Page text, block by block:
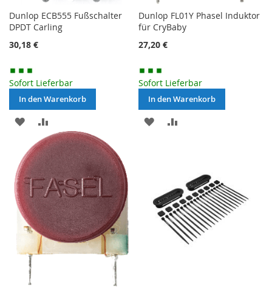
Dunlop ECB555 Fußschalter
DPDT Carling
30,18 €
Sofort Lieferbar
In den Warenkorb
MERKEN
VERGLEICHSLISTE
HINZUFÜGEN
Dunlop FL01Y Phasel Induktor
für CryBaby
27,20 €
Sofort Lieferbar
In den Warenkorb
MERKEN